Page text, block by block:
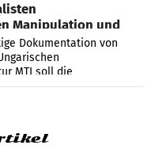
Manipulation und
Dokumentation von
MTI soll die
Manipulation und